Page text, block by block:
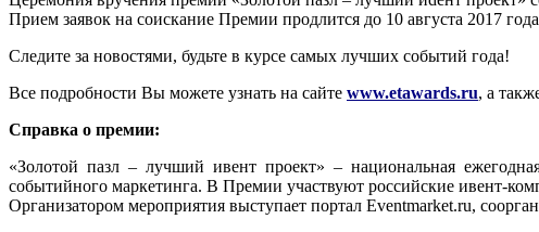
Прием заявок на соискание Премии продлится до 10 августа 2017
Следите за новостями, будьте в курсе самых лучших событий года!
Все подробности Вы можете узнать на сайте www.etawards.ru, а
Справка о премии:
«Золотой пазл – лучший ивент проект» – национальная
событийного маркетинга. В Премии участвуют российские ивент-
Организатором мероприятия выступает портал Eventmarket.ru,